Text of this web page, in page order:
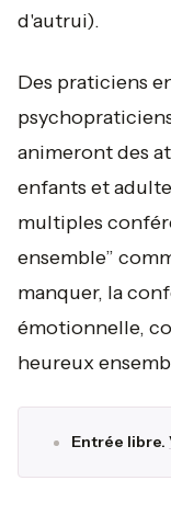
d'autrui).
Des praticiens
animeront des
enfants et
multiples
ensemble”
manquer, la
émotionnelle,
heureux
Entrée libre.